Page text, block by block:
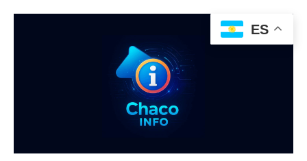
ES